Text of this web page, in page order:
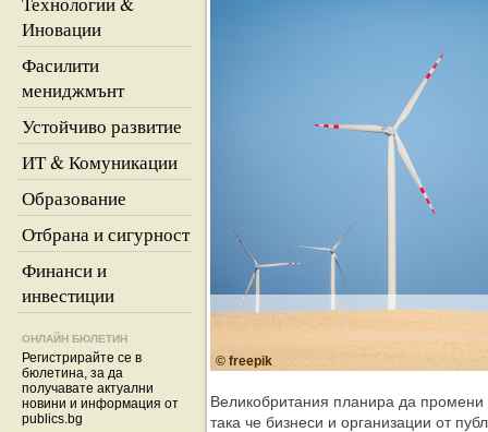
Иновации
Фасилити
мениджмънт
Устойчиво развитие
ИТ & Комуникации
Образование
Отбрана и сигурност
Финанси и
инвестиции
ОНЛАЙН БЮЛЕТИН
Регистрирайте се в
бюлетина, за да
получавате актуални
новини и информация от
publics.bg
© freepik
Великобритания планира да промени
така че бизнеси и организации от